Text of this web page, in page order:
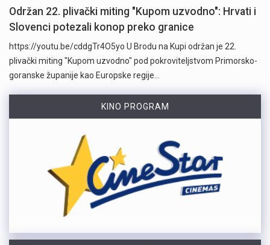
Održan 22. plivački miting "Kupom uzvodno": Hrvati i
Slovenci potezali konop preko granice
https://youtu.be/cddgTr4O5yo U Brodu na Kupi održan je 22.
plivački miting "Kupom uzvodno" pod pokroviteljstvom Primorsko-
goranske županije kao Europske regije…
KINO PROGRAM